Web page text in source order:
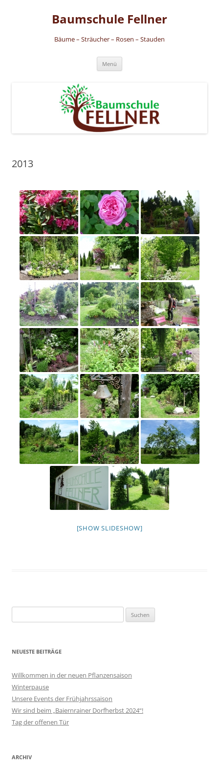
Baumschule Fellner
Bäume – Sträucher – Rosen – Stauden
Menü
2013
[SHOW SLIDESHOW]
nach:
NEUESTE BEITRÄGE
Willkommen in der neuen Pflanzensaison
Winterpause
Unsere Events der Frühjahrssaison
Wir sind beim „Baiernrainer Dorfherbst 2024“!
Tag der offenen Tür
ARCHIV